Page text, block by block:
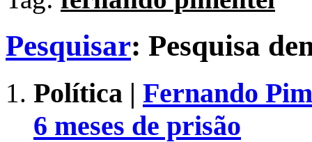
Pesquisar: Pesquisa
Política | Fernando
6 meses de prisão